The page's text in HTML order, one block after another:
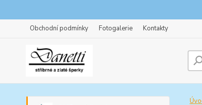
Obchodní podmínky Fotogalerie Kontakty